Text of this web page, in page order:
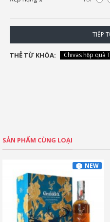
TIẾP
THẺ TỪ KHÓA: Chivas hộp quà
SẢN PHẨM CÙNG LOẠI
NEW